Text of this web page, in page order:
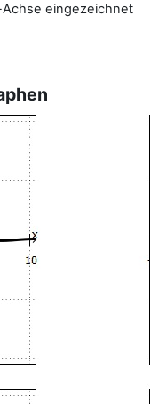
eingezeichnet